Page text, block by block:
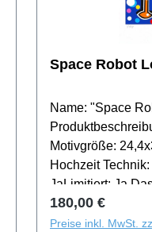
Space Robot
Name: "Space
Produktbeschreibung: Blattgröße:
Motivgröße: 24,4x30 cm
Hochzeit Technik: Giclée-Druck Handsigniert:
JaLimitiert: Ja Das Werk "Space Robot
Lovers" von Tim
und Gelbtönen.
Regulärer Preis:
180,00 €
Preise inkl. MwSt.